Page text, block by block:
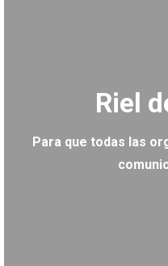
Riel
Para que todas las